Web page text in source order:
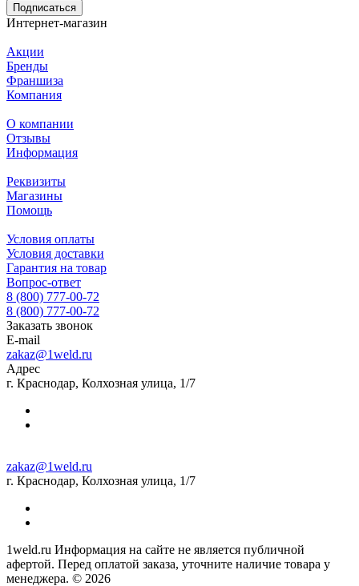
Подписаться
Интернет-магазин
Акции
Бренды
Франшиза
Компания
О компании
Отзывы
Информация
Реквизиты
Магазины
Помощь
Условия оплаты
Условия доставки
Гарантия на товар
Вопрос-ответ
8 (800) 777-00-72
8 (800) 777-00-72
Заказать звонок
E-mail
zakaz@1weld.ru
Адрес
г. Краснодар, Колхозная улица, 1/7
zakaz@1weld.ru
г. Краснодар, Колхозная улица, 1/7
1weld.ru Информация на сайте не является публичной
афертой. Перед оплатой заказа, уточните наличие товара у
менеджера. © 2026